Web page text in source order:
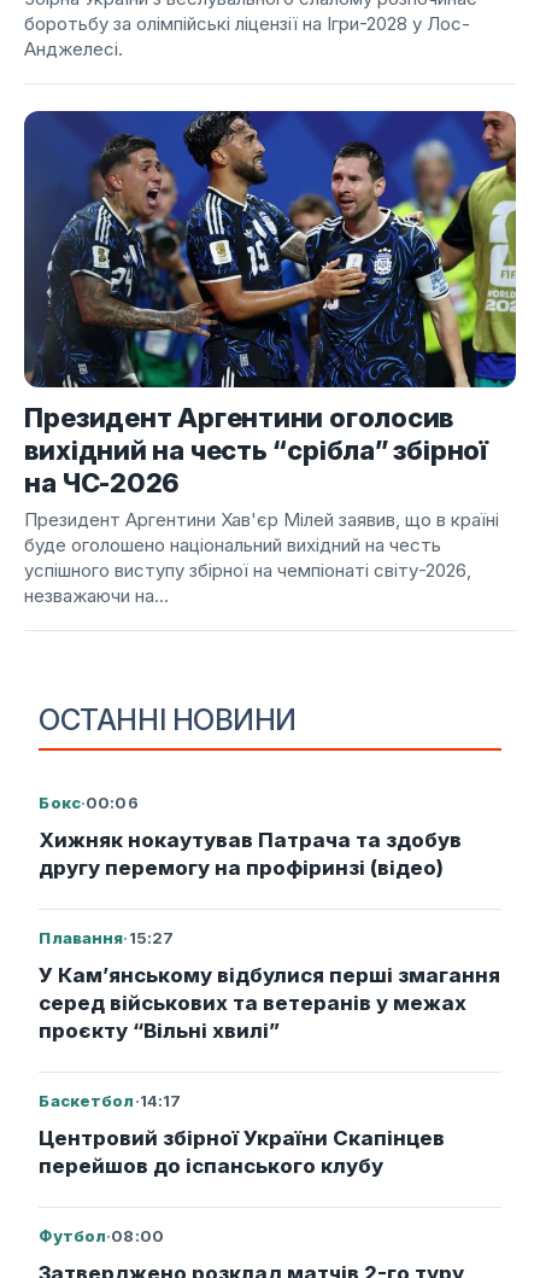
ОСТАННІ НОВИНИ
Бокс·00:06
Хижняк нокаутував Патрача та здобув
другу перемогу на профіринзі (відео)
Плавання·15:27
У Кам’янському відбулися перші змагання
серед військових та ветеранів у межах
проєкту “Вільні хвилі”
Баскетбол·14:17
Центровий збірної України Скапінцев
перейшов до іспанського клубу
Футбол·08:00
боротьбу за олімпійські ліцензії на Ігри-2028 у Лос-
Анджелесі.
Президент Аргентини оголосив
вихідний на честь “срібла” збірної
на ЧС-2026
Президент Аргентини Хав'єр Мілей заявив, що в країні
буде оголошено національний вихідний на честь
успішного виступу збірної на чемпіонаті світу-2026,
незважаючи на...